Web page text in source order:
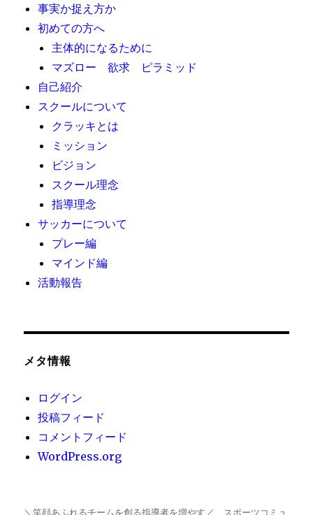
事実か捉え方か
初めての方へ
主体的になるために
マズロー 欲求 ピラミッド
自己紹介
スクールについて
クラッキとは
ミッション
ビジョン
スクール理念
指導理念
サッカーについて
プレー編
マインド編
活動報告
メタ情報
ログイン
投稿フィード
コメントフィード
WordPress.org
＼笑顔あふれるチームを創る指導者を増やす／ スポーツコミュ